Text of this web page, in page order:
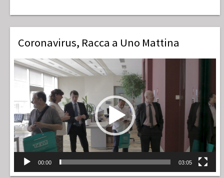
Coronavirus, Racca a Uno Mattina
Video
Player
00:00 03:05